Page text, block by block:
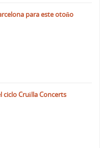
para este otoño
ciclo Cruïlla Concerts